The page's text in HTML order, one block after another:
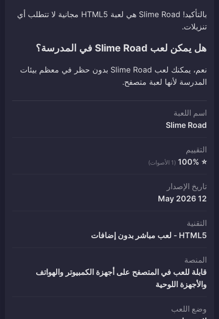
بالتأكيد! Slime Road هي لعبة HTML5 مجانية لا تتطلب أي
تنزيلات.
هل يمكن لعب Slime Road في المدرسة؟
نعم، يمكنك لعب Slime Road بدون حظر في معظم بيئات
المدرسة لأنها لعبة متصفح.
اسم اللعبة
Slime Road
التقييم
⭐ 100%
(1 الأصوات)
تاريخ الإصدار
12 May 2026
التقنية
HTML5 - لعب مباشر بدون إضافات
المنصة
قابلة للعب في المتصفح على أجهزة الكمبيوتر والهواتف
والأجهزة اللوحية
وضع اللعب